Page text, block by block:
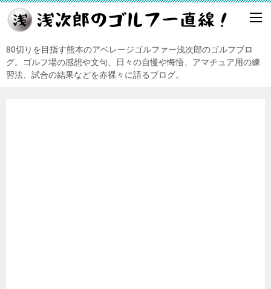
80切りを目指す熊本のアベレージゴルファー浅次郎のゴルフブロ
グ。ゴルフ場の感想や文句、日々の自慢や悔悟、アマチュア用の練
習法、試合の結果などを赤裸々に語るブログ。